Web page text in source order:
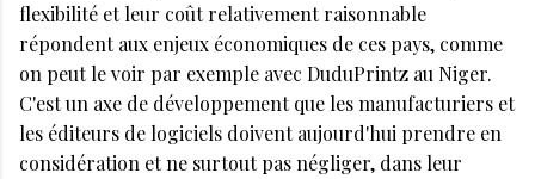
flexibilité et leur coût relativement raisonnable
répondent aux enjeux économiques de ces pays, comme
on peut le voir par exemple avec DuduPrintz au Niger.
C'est un axe de développement que les manufacturiers et
les éditeurs de logiciels doivent aujourd'hui prendre en
considération et ne surtout pas négliger, dans leur